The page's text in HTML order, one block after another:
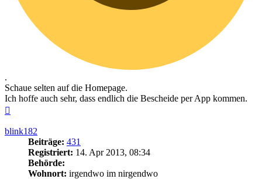
.
Schaue selten auf die Homepage.
Ich hoffe auch sehr, dass endlich die Bescheide per App kommen.
blink182
Beiträge: 431
Registriert: 14. Apr 2013, 08:34
Behörde:
Wohnort: irgendwo im nirgendwo